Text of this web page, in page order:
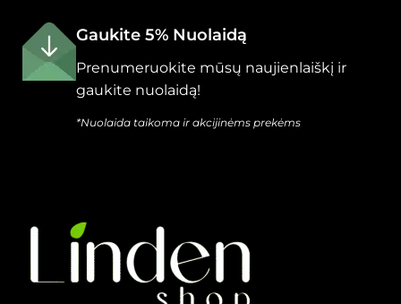
Gaukite 5% Nuolaidą
Prenumeruokite mūsų naujienlaiškį ir
gaukite nuolaidą!
*Nuolaida taikoma ir akcijinėms prekėms